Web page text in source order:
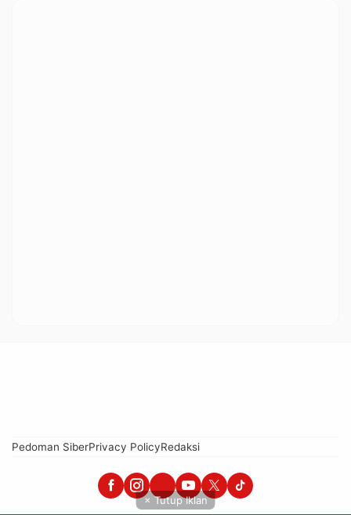
Pedoman SiberPrivacy PolicyRedaksi
× Tutup Iklan